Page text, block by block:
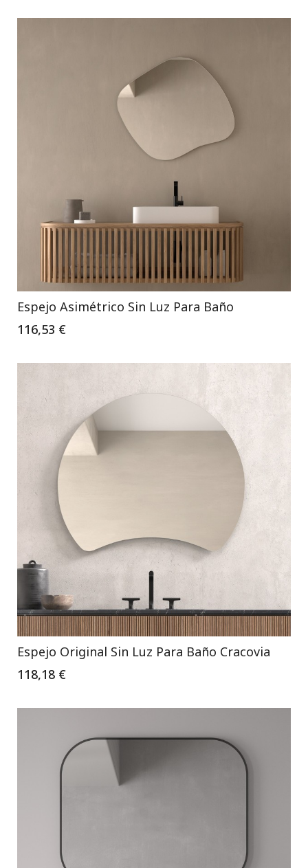
Espejo Asimétrico Sin Luz Para Baño
116,53 €
Espejo Original Sin Luz Para Baño Cracovia
118,18 €